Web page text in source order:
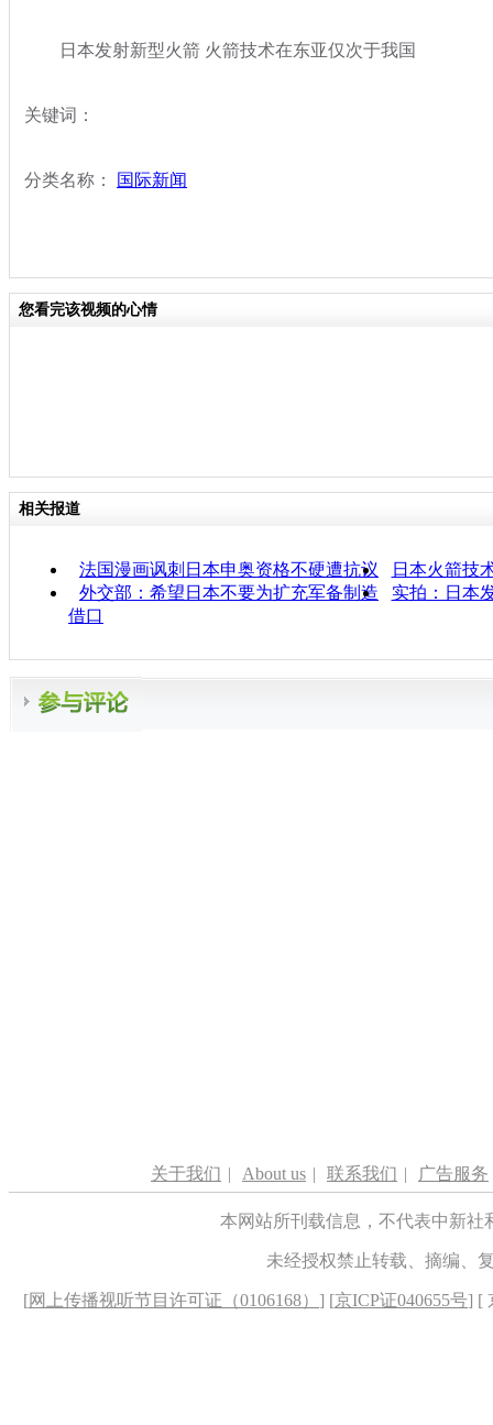
日本发射新型火箭 火箭技术在东亚仅次于我国
关键词：
分类名称： 国际新闻
您看完该视频的心情
相关报道
法国漫画讽刺日本申奥资格不硬遭抗议
日本火箭技
外交部：希望日本不要为扩充军备制造
借口
实拍：日本
关于我们 | About us | 联系我们 | 广告服务
本网站所刊载信息，不代表中新
未经授权禁止转载、摘编、
[网上传播视听节目许可证（0106168） ] [京ICP证040655号] [